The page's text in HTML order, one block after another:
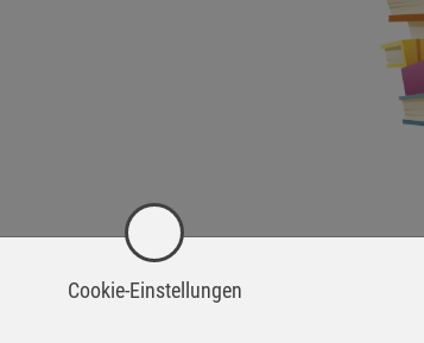
Cookie-Einstellungen